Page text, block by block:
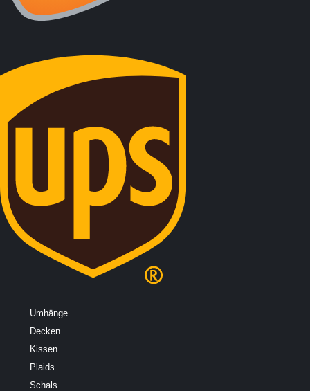
Umhänge
Decken
Kissen
Plaids
Schals